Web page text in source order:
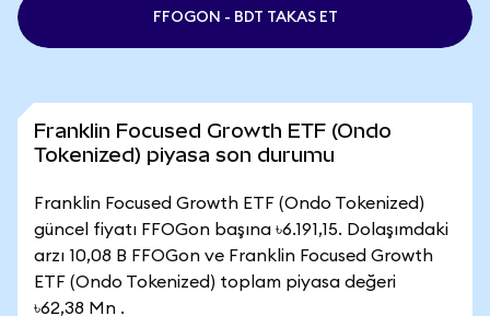
FFOGON - BDT TAKAS ET
Franklin Focused Growth ETF (Ondo
Tokenized) piyasa son durumu
Franklin Focused Growth ETF (Ondo Tokenized)
güncel fiyatı FFOGon başına ৳6.191,15. Dolaşımdaki
arzı 10,08 B FFOGon ve Franklin Focused Growth
ETF (Ondo Tokenized) toplam piyasa değeri
৳62,38 Mn .